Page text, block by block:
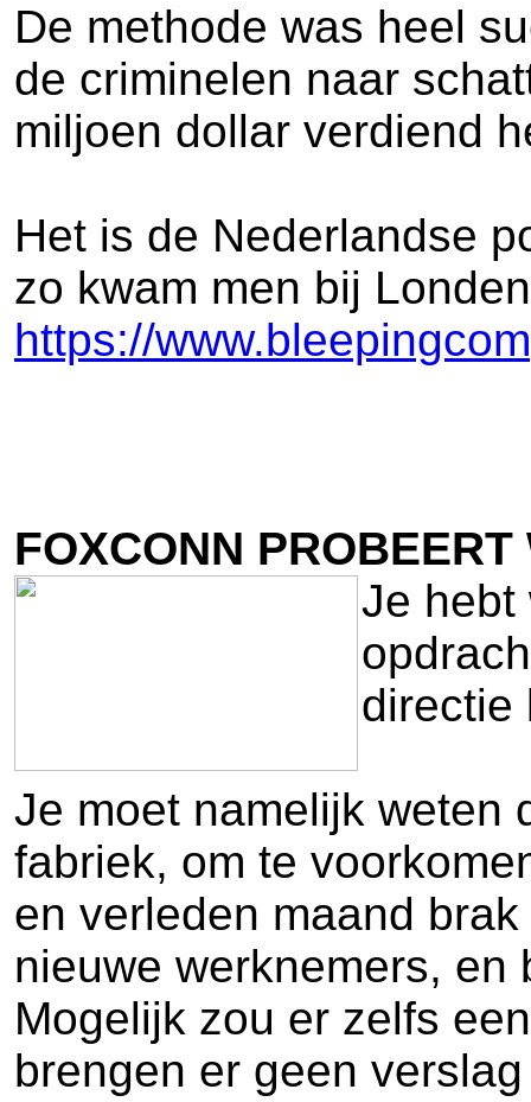
De methode was heel
de criminelen naar
miljoen dollar verdiend
Het is de Nederlandse
zo kwam men bij
https://
FOXCONN
Je hebt
directie
Je moet namelijk weten
fabriek, om te
en verleden maand
nieuwe werknemers,
Mogelijk zou er zelfs
brengen er geen